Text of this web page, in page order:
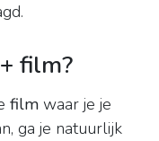
film?
film waar je je
ga je natuurlijk